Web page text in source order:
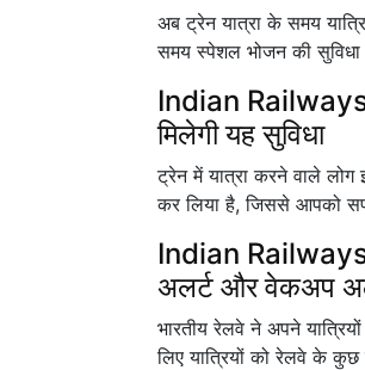
अब ट्रेन यात्रा के समय
समय स्पेशल भोजन की सुविधा
Indian Railways:
मिलेगी यह सुविधा
ट्रेन में यात्रा करने वाले
कर लिया है, जिससे आपको
Indian
अलर्ट और वेकअप
भारतीय रेलवे ने अपने
लिए यात्रियों को रेलवे के